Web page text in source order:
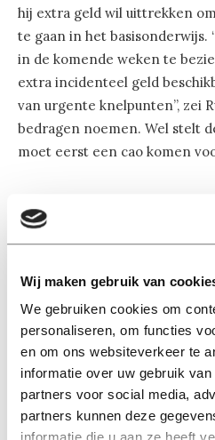
Wij maken gebruik van
We gebruiken cookies om
personaliseren, om functies
en om ons websiteverkeer te
informatie over uw gebruik
partners voor social media,
partners kunnen deze
hij extra geld wil uittrekken
te gaan in het basisonderwijs.
in de komende weken te
extra incidenteel geld
van urgente knelpunten”, zei
bedragen noemen. Wel stelt
moet eerst een cao komen
Hij benadrukte dat die
innovatie waar het kabinet
onder meer de ChristenUnie
bijvoorbeeld een mbo en een
die samen met een bedrijf uit
hebben voor het
een gezamenlijk voorstel
investeringen te krijgen?”,